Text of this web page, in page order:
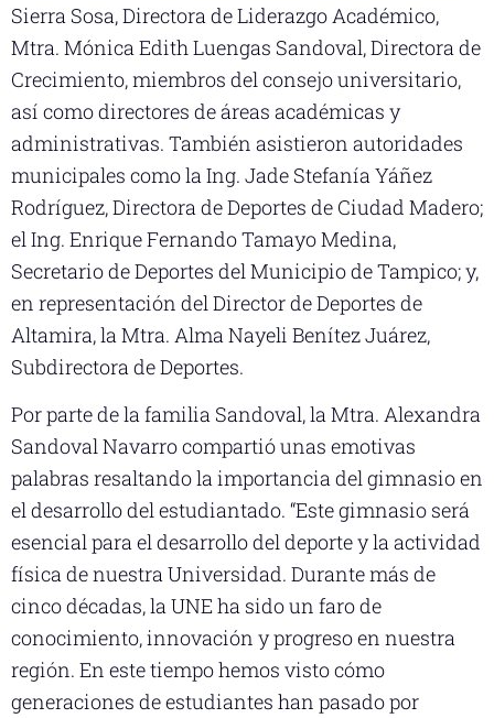
Sierra Sosa, Directora de Liderazgo Académico,
Mtra. Mónica Edith Luengas Sandoval, Directora de
Crecimiento, miembros del consejo universitario,
así como directores de áreas académicas y
administrativas. También asistieron autoridades
municipales como la Ing. Jade Stefanía Yáñez
Rodríguez, Directora de Deportes de Ciudad Madero;
el Ing. Enrique Fernando Tamayo Medina,
Secretario de Deportes del Municipio de Tampico; y,
en representación del Director de Deportes de
Altamira, la Mtra. Alma Nayeli Benítez Juárez,
Subdirectora de Deportes.
Por parte de la familia Sandoval, la Mtra. Alexandra
Sandoval Navarro compartió unas emotivas
palabras resaltando la importancia del gimnasio en
el desarrollo del estudiantado. “Este gimnasio será
esencial para el desarrollo del deporte y la actividad
física de nuestra Universidad. Durante más de
cinco décadas, la UNE ha sido un faro de
conocimiento, innovación y progreso en nuestra
región. En este tiempo hemos visto cómo
generaciones de estudiantes han pasado por